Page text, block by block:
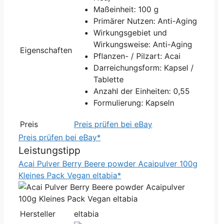
Eigenschaften
Maßeinheit: 100 g
Primärer Nutzen: Anti-Aging
Wirkungsgebiet und
Wirkungsweise: Anti-Aging
Pflanzen- / Pilzart: Acai
Darreichungsform: Kapsel /
Tablette
Anzahl der Einheiten: 0,55
Formulierung: Kapseln
Preis
Preis prüfen bei eBay
Preis prüfen bei eBay*
Leistungstipp
Acai Pulver Berry Beere powder Acaipulver 100g
Kleines Pack Vegan eltabia*
Hersteller eltabia